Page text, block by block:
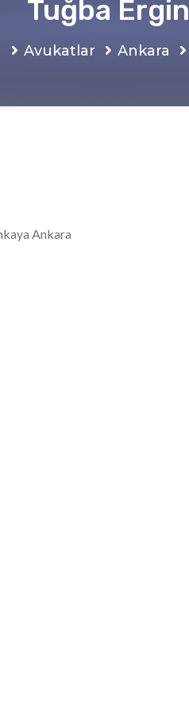
Tuğba Ergin
Avukatlar Ankara
Ankara